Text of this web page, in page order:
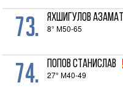
73. ЯХШИГУЛОВ Азамат
8° М50-65
74. ПОПОВ Станислав
27° М40-49